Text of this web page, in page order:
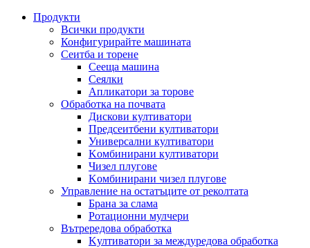
Продукти
Всички продукти
Конфигурирайте машината
Сеитба и торене
Cееща машина
Cеялки
Апликатори за торове
Обработка на почвата
Дискови култиватори
Предсеитбени култиватори
Универсални култиватори
Kомбинирани култиватори
Чизел плугове
Kомбинирани чизел плугове
Управление на остатъците от реколтата
Брана за слама
Pотационни мулчери
Вътрередова обработка
Kултиватори за междуредова обработка